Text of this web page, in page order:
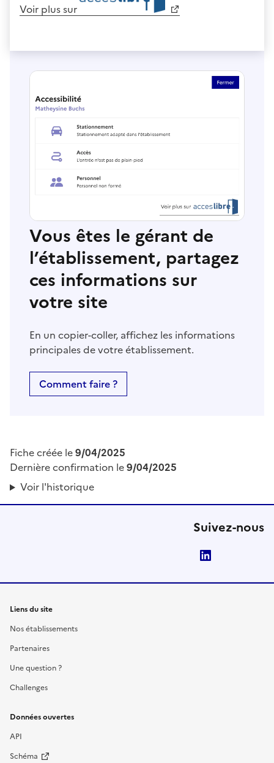
Voir plus sur
Vous êtes le gérant de
l’établissement, partagez
ces informations sur
votre site
En un copier-coller, affichez les informations
principales de votre établissement.
Comment faire ?
Fiche créée le9/04/2025
Dernière confirmation le9/04/2025
Voir l'historique
Suivez-nous
Liens du site
Nos établissements
Partenaires
Une question ?
Challenges
Données ouvertes
API
Schéma